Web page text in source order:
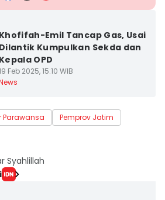
Khofifah-Emil Tancap Gas, Usai
Dilantik Kumpulkan Sekda dan
Kepala OPD
Feb 2025, 15:10 WIB
Parawansa Pemprov Jatim
Syahlillah